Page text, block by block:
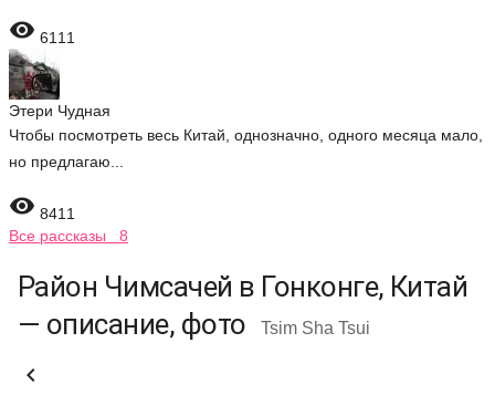
 6111
Этери Чудная
Чтобы посмотреть весь Китай, однозначно, одного месяца мало,
но предлагаю...
 8411
Все рассказы 8
Район Чимсачей в Гонконге, Китай
— описание, фото
Tsim Sha Tsui
